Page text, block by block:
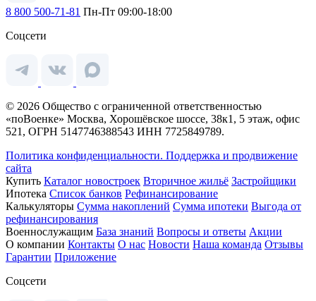
8 800 500-71-81 Пн-Пт 09:00-18:00
Соцсети
© 2026 Общество с ограниченной ответственностью
«поВоенке» Москва, Хорошёвское шоссе, 38к1, 5 этаж, офис
521, ОГРН 5147746388543 ИНН 7725849789.
Политика конфиденциальности. Поддержка и продвижение
сайта
Купить Каталог новостроек Вторичное жильё Застройщики
Ипотека Список банков Рефинансирование
Калькуляторы Сумма накоплений Сумма ипотеки Выгода от
рефинансирования
Военнослужащим База знаний Вопросы и ответы Акции
О компании Контакты О нас Новости Наша команда Отзывы
Гарантии Приложение
Соцсети